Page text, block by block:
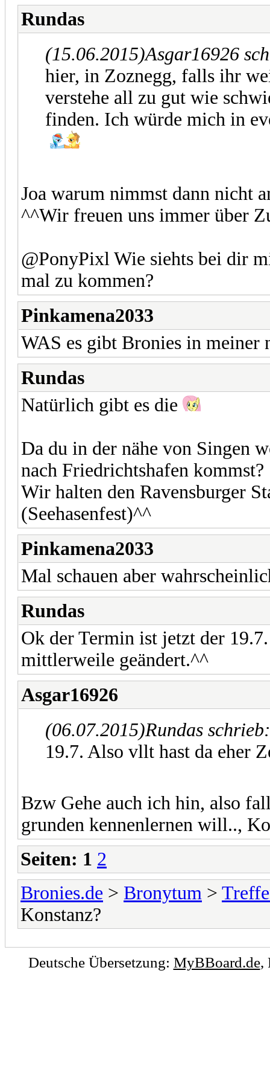
Rundas
(15.06.2015)Asgar16926
hier, in Zoznegg, falls ihr
verstehe all zu gut wie
finden. Ich würde mich in
Joa warum nimmst dann nicht
^^Wir freuen uns immer über
@PonyPixl Wie siehts bei dir
mal zu kommen?
Pinkamena2033
WAS es gibt Bronies in meiner
Rundas
Natürlich gibt es die
Da du in der nähe von Singen
nach Friedrichtshafen kommst?
Wir halten den Ravensburger
(Seehasenfest)^^
Pinkamena2033
Mal schauen aber
Rundas
Ok der Termin ist jetzt der
mittlerweile geändert.^^
Asgar16926
(06.07.2015)Rundas
19.7. Also vllt hast da eher
Bzw Gehe auch ich hin, also
grunden kennenlernen will..,
Seiten: 1 2
Bronies.de > Bronytum >
Konstanz?
Deutsche Übersetzung: MyBBoard.de,